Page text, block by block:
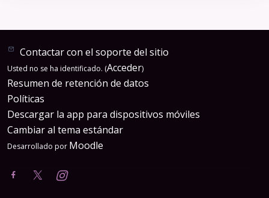
Contactar con el soporte del sitio
Usted no se ha identificado. (Acceder)
Resumen de retención de datos
Políticas
Descargar la app para dispositivos móviles
Cambiar al tema estándar
Desarrollado por Moodle